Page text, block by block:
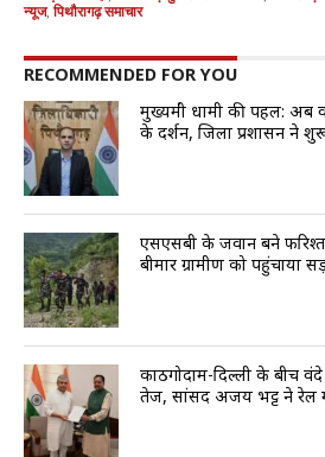
न्यूज,पिथौरागढ़ समाचार
RECOMMENDED FOR YOU
मुख्यमंत्री धामी की पहल:
के दर्शन, जिला प्रशासन ने
एसएसबी के जवान बने
बीमार ग्रामीण को पहुंचाया
काठगोदाम-दिल्ली के बीच
तेज, सांसद अजय भट्ट ने रेल